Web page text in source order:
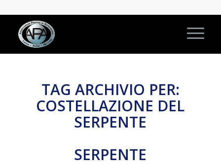
TAG ARCHIVIO PER:
COSTELLAZIONE DEL
SERPENTE
SERPENTE